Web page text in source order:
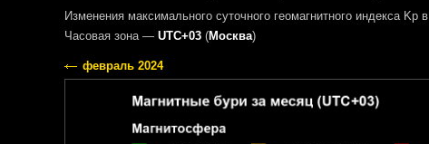
Изменения максимального суточного геомагнитного индекса Kp в
Часовая зона — UTC+03(Москва)
февраль 2024